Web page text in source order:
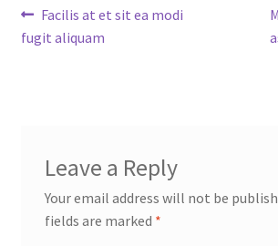
Post
navigation
Previous
post:
Facilis at et sit ea modi
fugit aliquam
Leave a Reply
Your email address will not be
fields are marked *